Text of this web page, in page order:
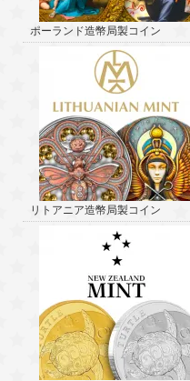
ポーランド造幣局製コイン
リトアニア造幣局製コイン